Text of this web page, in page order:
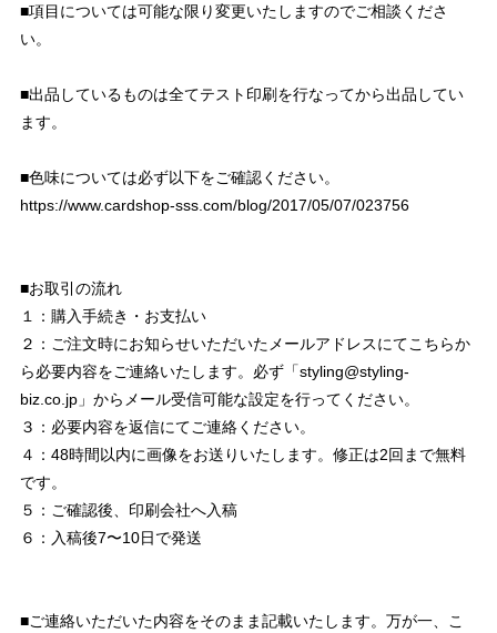
■項目については可能な限り変更いたしますのでご相談くださ
い。
■出品しているものは全てテスト印刷を行なってから出品してい
ます。
■色味については必ず以下をご確認ください。
https://www.cardshop-sss.com/blog/2017/05/07/023756
■お取引の流れ
１：購入手続き・お支払い
２：ご注文時にお知らせいただいたメールアドレスにてこちらか
ら必要内容をご連絡いたします。必ず「styling@styling-
biz.co.jp 」からメール受信可能な設定を行ってください。
３：必要内容を返信にてご連絡ください。
４：48時間以内に画像をお送りいたします。修正は2回まで無料
です。
５：ご確認後、印刷会社へ入稿
６：入稿後7〜10日で発送
■ご連絡いただいた内容をそのまま記載いたします。万が一、こ